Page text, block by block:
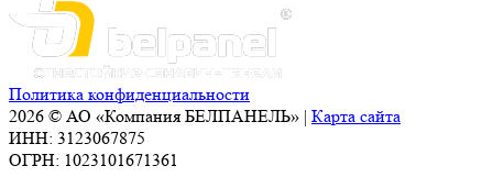
Политика конфиденциальности
2026 © АО «Компания БЕЛПАНЕЛЬ» | Карта сайта
ИНН: 3123067875
ОГРН: 1023101671361